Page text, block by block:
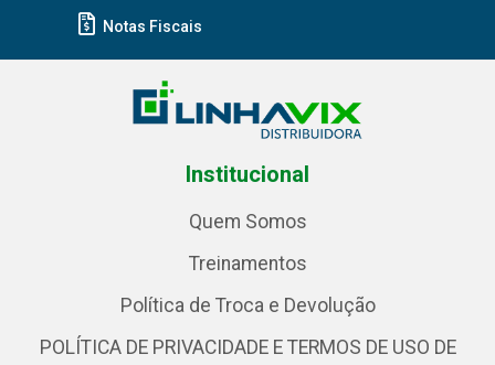
Notas Fiscais
Institucional
Quem Somos
Treinamentos
Política de Troca e Devolução
POLÍTICA DE PRIVACIDADE E TERMOS DE USO DE